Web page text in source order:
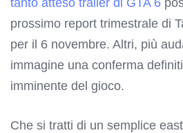
prossimo report trimestrale di
per il 6 novembre. Altri, più
immagine una conferma
imminente del gioco.
Che si tratti di un semplice